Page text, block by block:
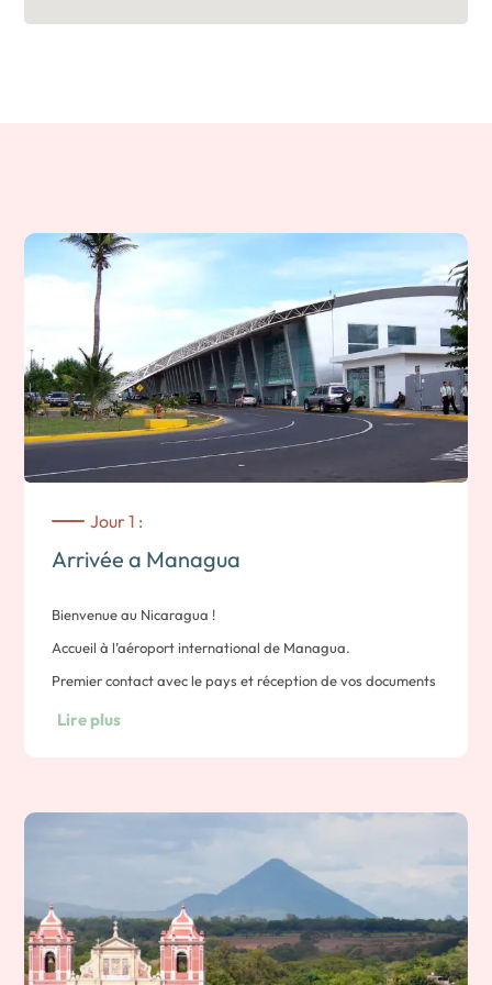
Jour 1 :
Arrivée a Managua
Bienvenue au Nicaragua !
Accueil à l’aéroport international de Managua.
Premier contact avec le pays et réception de vos documents
de voyage par le biais de votre chauffeur.
Note : Prévoir en liquide $10 USD de taxe d’entrée sur le
Chambre Standard.
Lire plus